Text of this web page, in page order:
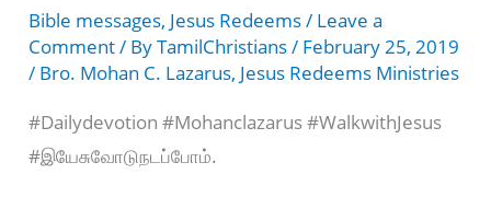
Bible messages, Jesus Redeems/ Leave a
Comment/ ByTamilChristians/ February 25, 2019
/ Bro. Mohan C. Lazarus, Jesus Redeems Ministries
#Dailydevotion #Mohanclazarus #WalkwithJesus
#இயேசுவோடுநடப்போம்.